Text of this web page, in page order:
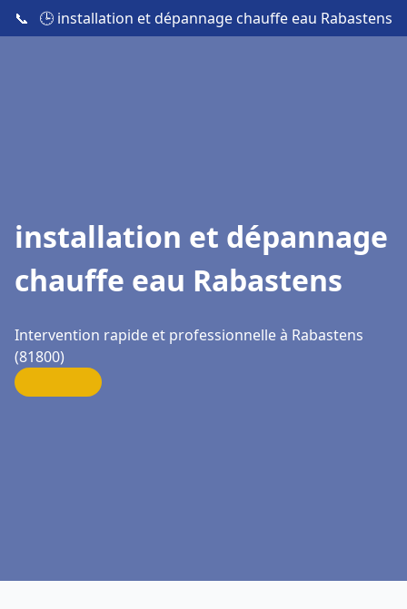
📞 🕒 installation et dépannage chauffe eau Rabastens
installation et dépannage
chauffe eau Rabastens
Intervention rapide et professionnelle à Rabastens
(81800)